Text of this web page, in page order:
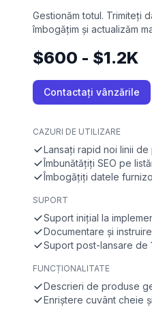
Gestionăm totul. Trimiteți
îmbogățim și actualizăm
$600 - $1.2K
Contactați vânzările
CAZURI DE UTILIZARE
Lansați rapid noi linii
Îmbunătățiți SEO pe
Îmbogățiți datele
SUPORT
Suport inițial la
Documentare și
Suport post-lansare de
FUNCȚIONALITATE
Descrieri de produse
Enriștere cuvânt cheie